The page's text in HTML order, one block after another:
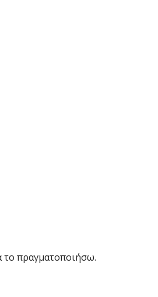
το πραγματοποιήσω.